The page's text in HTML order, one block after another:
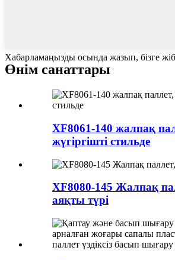
Хабарламаңызды осында жазып, бізге
Өнім санаттары
XF8061-140 жалпақ
жүгіргішті стильде
XF8080-145 Жалпақ
аяқты түрі